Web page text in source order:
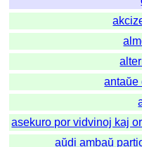
antaŭe
asekuro por vidvinoj kaj
aŭdi ambaŭ